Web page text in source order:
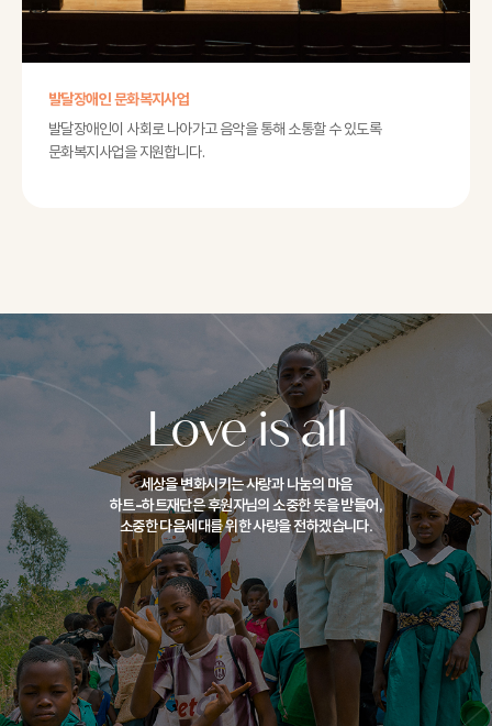
발달장애인 문화복지사업
발달장애인이 사회로 나아가고 음악을 통해 소통할 수 있도록
문화복지사업을 지원합니다.
Love is all
세상을 변화시키는 사랑과 나눔의 마음
하트-하트재단은 후원자님의 소중한 뜻을 받들어,
소중한 다음세대를 위한 사랑을 전하겠습니다.